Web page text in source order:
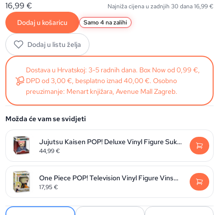
16,99€ Najniža cijena u zadnjih 30 dana16,99€
Dodaj u košaricu Samo 4 na zalihi
Dodaj u listu želja
Dostava u Hrvatskoj: 3-5 radnih dana. Box Now od 0,99 €,
DPD od 3,00 €, besplatno iznad 40,00 €. Osobno
preuzimanje: Menart knjižara, Avenue Mall Zagreb.
Možda će vam se svidjeti
Jujutsu Kaisen POP! Deluxe Vinyl Figure Sukuna 9 cm
44,99€
One Piece POP! Television Vinyl Figure Vinsmoke Sanji 9 cm
17,95€